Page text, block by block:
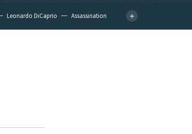
Leonardo DiCaprio
Assassination